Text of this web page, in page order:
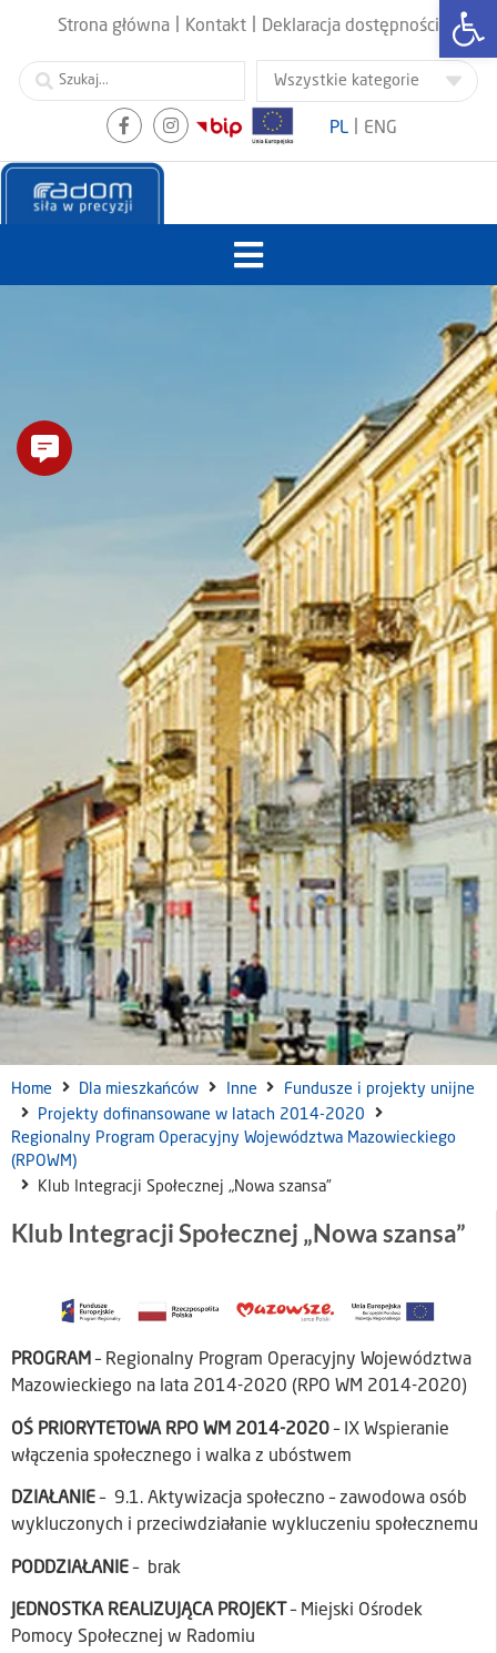
Strona główna Kontakt Deklaracja dostępności
PL ENG
Home Dla mieszkańców Inne
Fundusze i projekty unijne
Projekty dofinansowane w latach 2014-2020
Regionalny Program Operacyjny Województwa Mazowieckiego
(RPOWM)
Klub Integracji Społecznej „Nowa szansa”
Klub Integracji Społecznej „Nowa szansa”
PROGRAM– Regionalny Program Operacyjny Województwa
Mazowieckiego na lata 2014-2020 (RPO WM 2014-2020)
OŚ PRIORYTETOWA RPO WM 2014-2020– IX Wspieranie
włączenia społecznego i walka z ubóstwem
DZIAŁANIE– 9.1. Aktywizacja społeczno – zawodowa osób
wykluczonych i przeciwdziałanie wykluczeniu społecznemu
PODDZIAŁANIE– brak
JEDNOSTKA REALIZUJĄCA PROJEKT – Miejski Ośrodek
Pomocy Społecznej w Radomiu